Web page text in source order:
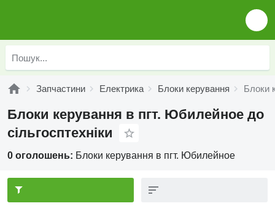
Запчастини Електрика Блоки керування Блоки
Блоки керування в пгт. Юбилейное до
сільгосптехніки
0 оголошень: Блоки керування в пгт. Юбилейное